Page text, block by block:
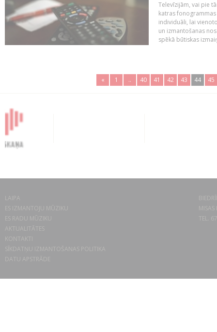
Televīzijām, vai pie
katras
individuāli, lai
un izmantošanas
spēkā būtiskas
« 1 .. 40 41 42 43 44 45
LAIPA
ES IZMANTOJU MŪZIKU
ES RADU MŪZIKU
AKTUALITĀTES
KONTAKTI
SĪKDATŅU IZMANTOŠANAS POLITIKA
DATU APSTRĀDE
TEL.